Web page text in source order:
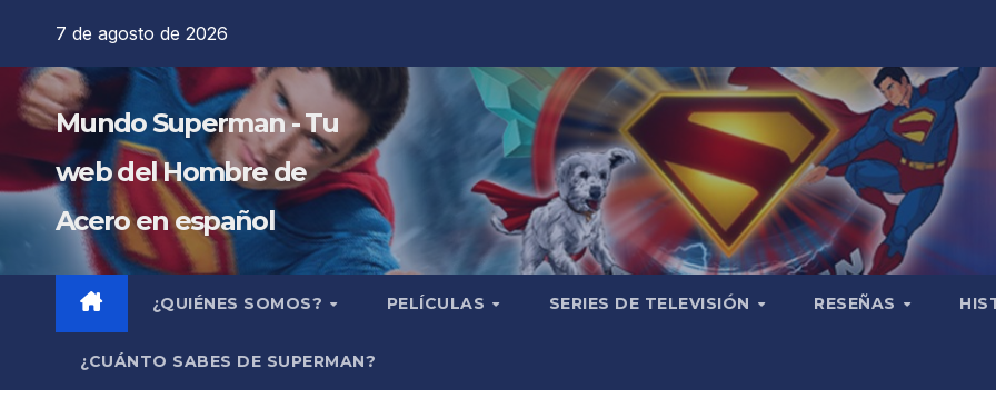
contenido
7 de agosto de 2026
Mundo Superman - Tu
web del Hombre de
Acero en español
¿QUIÉNES SOMOS? PELÍCULAS SERIES DE TELEVISIÓN RESEÑAS
¿CUÁNTO SABES DE SUPERMAN?